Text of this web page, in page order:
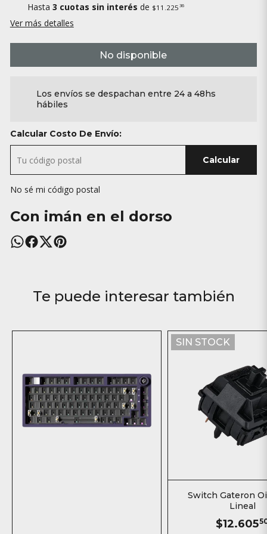
Hasta 3 cuotas sin interés de $11.225 36
Ver más detalles
No disponible
Los envíos se despachan entre 24 a 48hs
hábiles
Calcular Costo De Envío:
Calcular
No sé mi código postal
Con imán en el dorso
Te puede interesar también
SIN STOCK
Switch Gateron
Lineal
$12.605